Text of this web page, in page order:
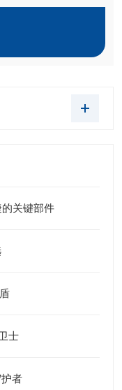
关键部件
士
者